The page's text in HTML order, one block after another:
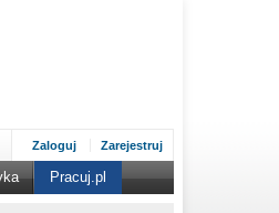
Zaloguj Zarejestruj
Pracuj.pl